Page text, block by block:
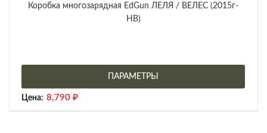
Коробка многозарядная EdGun ЛЕЛЯ / ВЕЛЕС (2015г-
НВ)
ПАРАМЕТРЫ
Цена: 8,790 ₽